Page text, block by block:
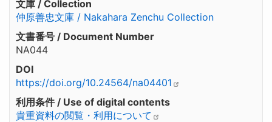
文庫 / Collection
仲原善忠文庫 / Nakahara Zenchu Collection
文書番号 / Document Number
NA044
DOI
https://doi.org/10.24564/na04401
利用条件 / Use of digital contents
貴重資料の閲覧・利用について